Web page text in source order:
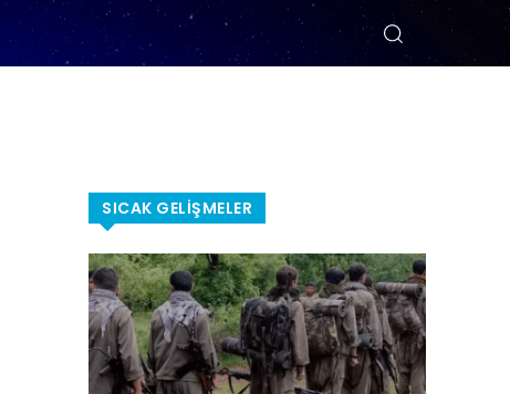
SICAK GELIŞMELER